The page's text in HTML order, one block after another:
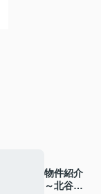
物件紹介
～北谷町